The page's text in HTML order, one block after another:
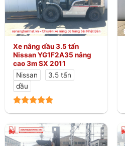
Xe nâng dầu 3.5 tấn
Nissan YG1F2A35 nâng
cao 3m SX 2011
Nissan
3.5 tấn
dầu